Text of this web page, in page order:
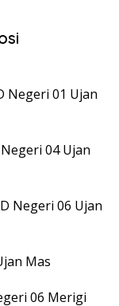
Negeri 01 Ujan
04 Ujan
Negeri 06 Ujan
Mas
06 Merigi